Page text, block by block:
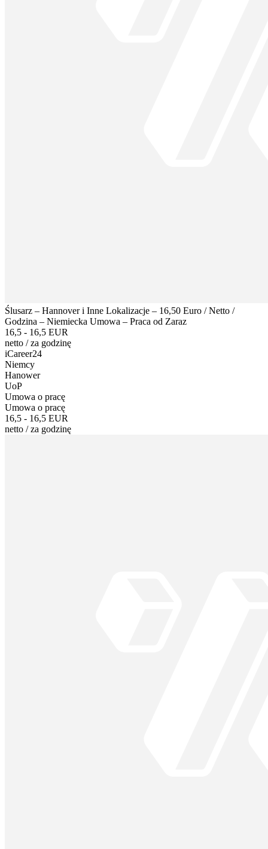
Ślusarz – Hannover i Inne Lokalizacje – 16,50 Euro / Netto /
Godzina – Niemiecka Umowa – Praca od Zaraz
16,5 - 16,5 EUR
netto /za godzinę
iCareer24
Niemcy
Hanower
UoP
Umowa o pracę
Umowa o pracę
16,5 - 16,5 EUR
netto /za godzinę